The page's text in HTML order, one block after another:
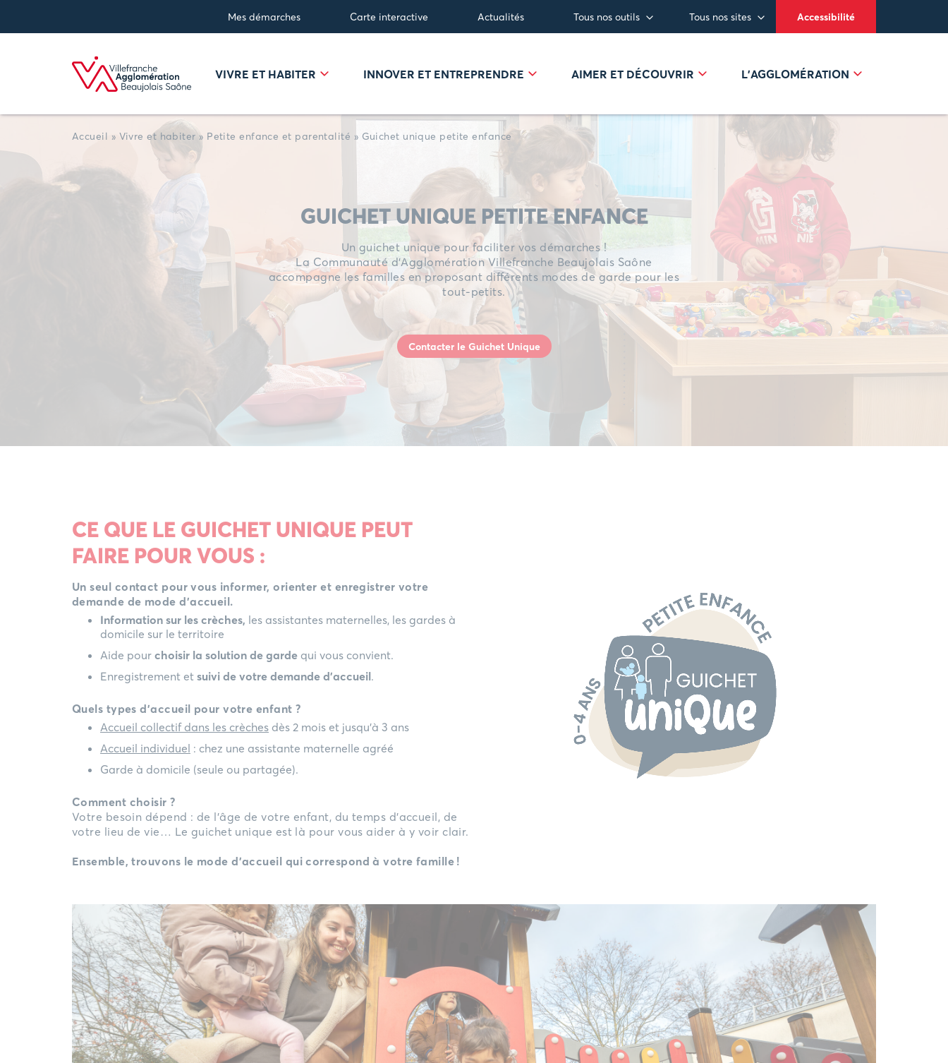
Mes démarches Carte interactive Actualités Tous nos outils Tous nos sites Accessibilité
VIVRE ET HABITER INNOVER ET ENTREPRENDRE AIMER ET DÉCOUVRIR L’AGGLOMÉRATION
Accueil » Vivre et habiter » Petite enfance et parentalité » Guichet unique petite enfance
GUICHET UNIQUE PETITE ENFANCE
Un guichet unique pour faciliter vos démarches !
La Communauté d’Agglomération Villefranche Beaujolais Saône
accompagne les familles en proposant différents modes de garde pour les
tout-petits.
Contacter le Guichet Unique
CE QUE LE GUICHET UNIQUE PEUT
FAIRE POUR VOUS :
Un seul contact pour vous informer, orienter et enregistrer votre
demande de mode d’accueil.
Information sur les crèches, les assistantes maternelles, les gardes à
domicile sur le territoire
Aide pour choisir la solution de garde qui vous convient.
Enregistrement et suivi de votre demande d’accueil.
Quels types d’accueil pour votre enfant ?
Accueil collectif dans les crèches dès 2 mois et jusqu’à 3 ans
Accueil individuel : chez une assistante maternelle agréé
Garde à domicile (seule ou partagée).
Comment choisir ?
Votre besoin dépend : de l’âge de votre enfant, du temps d’accueil, de
votre lieu de vie… Le guichet unique est là pour vous aider à y voir clair.
Ensemble, trouvons le mode d’accueil qui correspond à votre famille !